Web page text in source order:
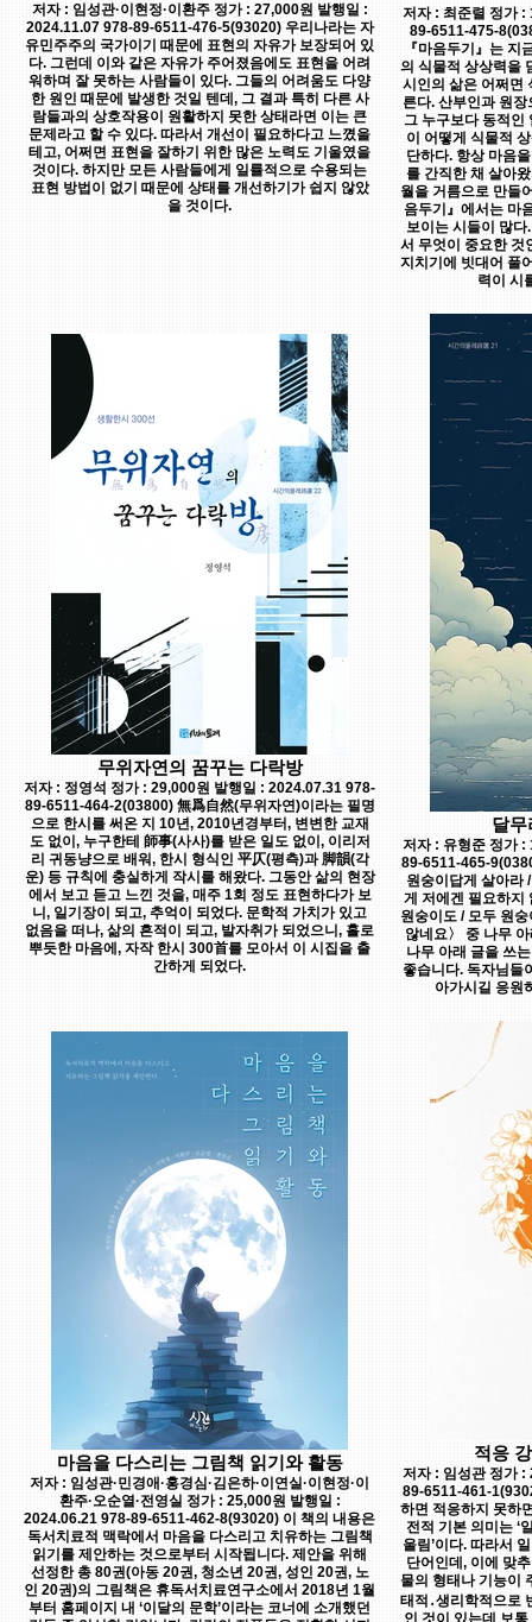
저자 : 임성관·이현정·이환주 정가 : 27,000원 발행일 :
2024.11.07 978-89-6511-476-5(93020) 우리나라는 자
유민주주의 국가이기 때문에 표현의 자유가 보장되어 있
다. 그런데 이와 같은 자유가 주어졌음에도 표현을 어려
워하며 잘 못하는 사람들이 있다. 그들의 어려움도 다양
한 원인 때문에 발생한 것일 텐데, 그 결과 특히 다른 사
람들과의 상호작용이 원활하지 못한 상태라면 이는 큰
문제라고 할 수 있다. 따라서 개선이 필요하다고 느꼈을
테고, 어쩌면 표현을 잘하기 위한 많은 노력도 기울였을
것이다. 하지만 모든 사람들에게 일률적으로 수용되는
표현 방법이 없기 때문에 상태를 개선하기가 쉽지 않았
을 것이다.
저자 : 최준렬 정가
89-6511-475-
『마음두기』는 지
의 식물적 상상력을
시인의 삶은 어쩌면
른다. 산부인과 원
그 누구보다 동적인
이 어떻게 식물적
단하다. 항상 마음
를 간직한 채 살아
월을 거름으로 만들
음두기』에서는 마
보이는 시들이 많
서 무엇이 중요한 것
지치기에 빗대어 풀
력이 시
무위자연의 꿈꾸는 다락방
저자 : 정영석 정가 : 29,000원 발행일 : 2024.07.31 978-
89-6511-464-2(03800) 無爲自然(무위자연)이라는 필명
으로 한시를 써온 지 10년, 2010년경부터, 변변한 교재
도 없이, 누구한테 師事(사사)를 받은 일도 없이, 이리저
리 귀동냥으로 배워, 한시 형식인 平仄(평측)과 脚韻(각
운) 등 규칙에 충실하게 작시를 해왔다. 그동안 삶의 현장
에서 보고 듣고 느낀 것을, 매주 1회 정도 표현하다가 보
니, 일기장이 되고, 추억이 되었다. 문학적 가치가 있고
없음을 떠나, 삶의 흔적이 되고, 발자취가 되었으니, 홀로
뿌듯한 마음에, 자작 한시 300首를 모아서 이 시집을 출
간하게 되었다.
달무
저자 : 유형준 정가
89-6511-465-
원숭이답게 살아라
게 저에겐 필요하지
원숭이도 / 모두 원
않네요〉 중 나무
나무 아래 글을 쓰
좋습니다. 독자님들
아가시길 응원
마음을 다스리는 그림책 읽기와 활동
저자 : 임성관·민경애·홍경심·김은하·이연실·이현정·이
환주·오순열·전영실 정가 : 25,000원 발행일 :
2024.06.21 978-89-6511-462-8(93020) 이 책의 내용은
독서치료적 맥락에서 마음을 다스리고 치유하는 그림책
읽기를 제안하는 것으로부터 시작됩니다. 제안을 위해
선정한 총 80권(아동 20권, 청소년 20권, 성인 20권, 노
인 20권)의 그림책은 휴독서치료연구소에서 2018년 1월
부터 홈페이지 내 ‘이달의 문학’이라는 코너에 소개했던
적응
저자 : 임성관 정가
89-6511-461-
하면 적응하지 못하
전적 기본 의미는 ‘
울림’이다. 따라서
단어인데, 이에 맞
물의 형태나 기능이
태적․생리학적으로
인 것이 있는데 보